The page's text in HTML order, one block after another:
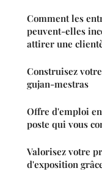
Comment les
peuvent-elles
attirer une
Construisez
gujan-mestras
Offre d'emploi
poste qui vous
Valorisez votre
d'exposition